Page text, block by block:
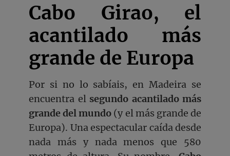
Cabo Girao, el
acantilado más
grande de Europa
Por si no lo sabíais, en Madeira se
encuentra el segundo acantilado más
grande del mundo (y el más grande de
Europa). Una espectacular caída desde
nada más y nada menos que 580